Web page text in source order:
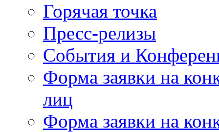
Горячая точка
Пресс-релизы
События и
Форма заявки на
лиц
Форма заявки на